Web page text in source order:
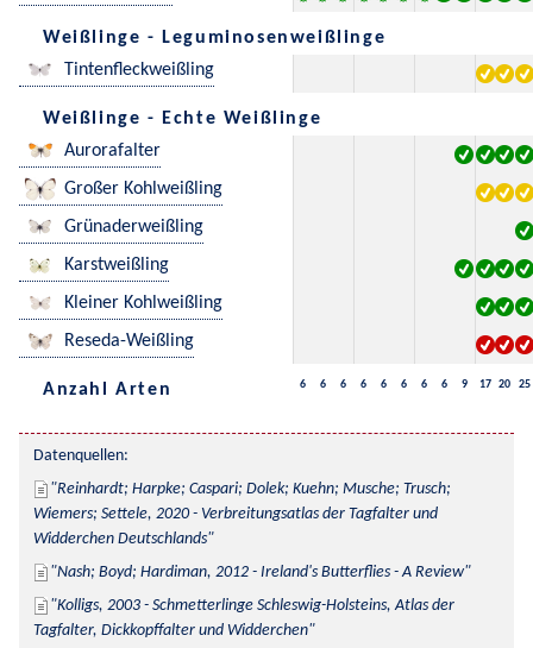
Weißlinge - Leguminosenweißlinge
Tintenfleckweißling
Weißlinge - Echte Weißlinge
Aurorafalter
Großer Kohlweißling
Grünaderweißling
Karstweißling
Kleiner Kohlweißling
Reseda-Weißling
Anzahl Arten 6 6 6 6 6 6 6 6 9 17 20 25
Datenquellen:
Reinhardt; Harpke; Caspari; Dolek; Kuehn; Musche; Trusch;
Wiemers; Settele, 2020 - Verbreitungsatlas der Tagfalter und
Widderchen Deutschlands
Nash; Boyd; Hardiman, 2012 - Ireland's Butterflies - A Review
Kolligs, 2003 - Schmetterlinge Schleswig-Holsteins, Atlas der
Tagfalter, Dickkopffalter und Widderchen